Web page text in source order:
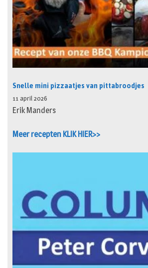
Snelle mini pizzaatjes van pittabroodjes
11 april 2026
Erik Manders
Meer recepten KLIK HIER>>